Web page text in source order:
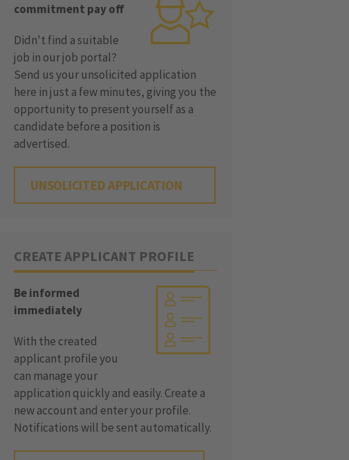
commitment pay off
Didn't find a suitable
job in our job portal?
Send us your unsolicited application
here in just a few minutes, giving you the
opportunity to present yourself as a
candidate before a position is
advertised.
UNSOLICITED APPLICATION
CREATE APPLICANT PROFILE
Be informed
immediately
With the created
applicant profile you
can manage your
application quickly and easily. Create a
new account and enter your profile.
Notifications will be sent automatically.